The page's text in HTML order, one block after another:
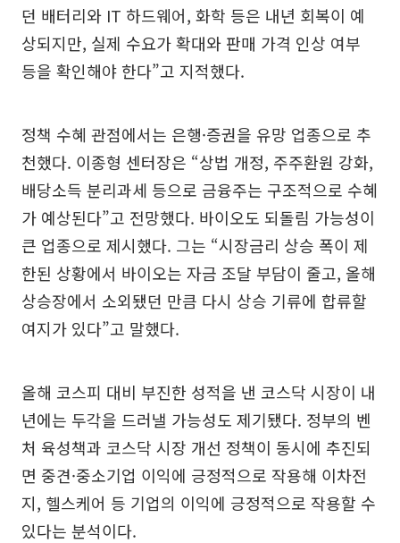
던 배터리와 IT 하드웨어, 화학 등은 내년 회복이 예
상되지만, 실제 수요가 확대와 판매 가격 인상 여부
등을 확인해야 한다”고 지적했다.
정책 수혜 관점에서는 은행·증권을 유망 업종으로 추
천했다. 이종형 센터장은 “상법 개정, 주주환원 강화,
배당소득 분리과세 등으로 금융주는 구조적으로 수혜
가 예상된다”고 전망했다. 바이오도 되돌림 가능성이
큰 업종으로 제시했다. 그는 “시장금리 상승 폭이 제
한된 상황에서 바이오는 자금 조달 부담이 줄고, 올해
상승장에서 소외됐던 만큼 다시 상승 기류에 합류할
여지가 있다”고 말했다.
올해 코스피 대비 부진한 성적을 낸 코스닥 시장이 내
년에는 두각을 드러낼 가능성도 제기됐다. 정부의 벤
처 육성책과 코스닥 시장 개선 정책이 동시에 추진되
면 중견·중소기업 이익에 긍정적으로 작용해 이차전
지, 헬스케어 등 기업의 이익에 긍정적으로 작용할 수
있다는 분석이다.